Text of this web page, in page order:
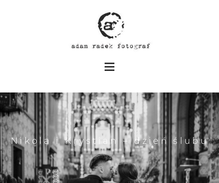
Nikola i Krystian – dzień ślubu